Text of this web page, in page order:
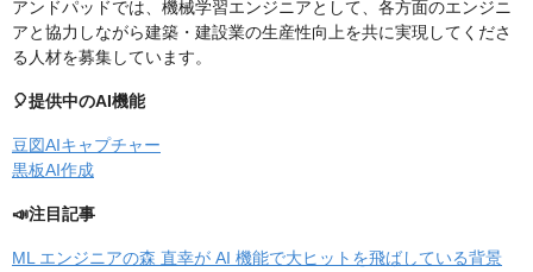
アンドパッドでは、機械学習エンジニアとして、各方面のエンジニ
アと協力しながら建築・建設業の生産性向上を共に実現してくださ
る人材を募集しています。
🎈提供中のAI機能
豆図AIキャプチャー
黒板AI作成
📣注目記事
ML エンジニアの森 直幸が AI 機能で大ヒットを飛ばしている背景